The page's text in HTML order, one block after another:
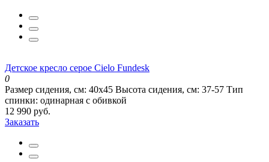
Детское кресло серое Cielo Fundesk
0
Размер сидения, см: 40х45 Высота сидения, см: 37-57 Тип
спинки: одинарная с обивкой
12 990 руб.
Заказать